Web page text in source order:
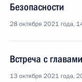
Безопасности
28 октября 2021 года,
Встреча с
13 октября 2021 года,